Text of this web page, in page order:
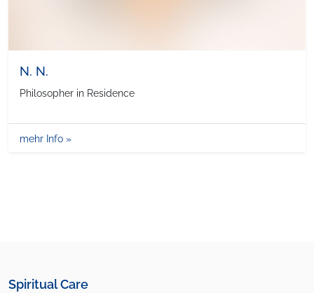
N. N.
Philosopher in Residence
mehr Info »
Spiritual Care